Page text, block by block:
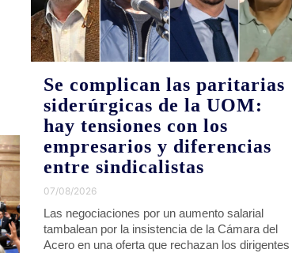
Se complican las paritarias
siderúrgicas de la UOM:
hay tensiones con los
empresarios y diferencias
entre sindicalistas
07/08/2026
Las negociaciones por un aumento salarial
tambalean por la insistencia de la Cámara del
Acero en una oferta que rechazan los dirigentes